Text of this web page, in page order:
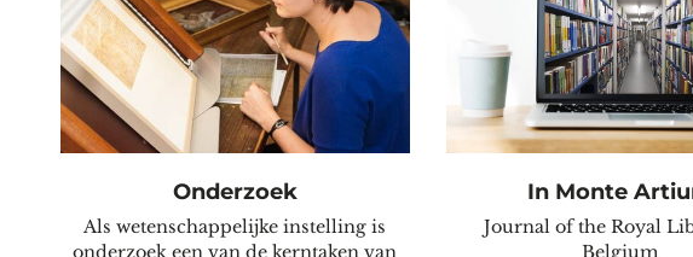
Onderzoek
Als wetenschappelijke instelling is
onderzoek een van de kerntaken van
In Monte
Journal of the Royal
Belgium